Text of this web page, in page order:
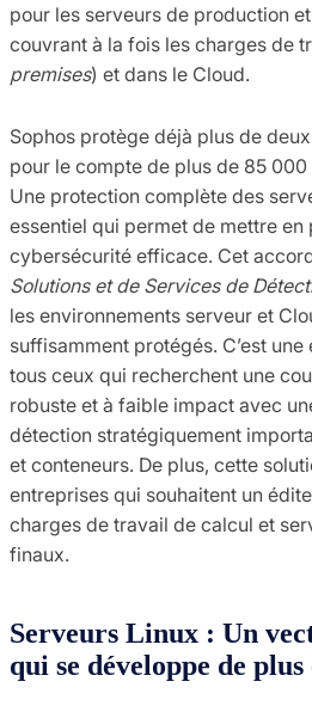
pour les serveurs de production
couvrant à la fois les charges de
premises) et dans le Cloud.
Sophos protège déjà plus de
pour le compte de plus de 85
Une protection complète des
essentiel qui permet de mettre
cybersécurité efficace. Cet
Solutions et de Services de
les environnements serveur et
suffisamment protégés. C’est
tous ceux qui recherchent une
robuste et à faible impact avec
détection stratégiquement
et conteneurs. De plus, cette
entreprises qui souhaitent un
charges de travail de calcul et
finaux.
Serveurs Linux : Un
qui se développe de plus